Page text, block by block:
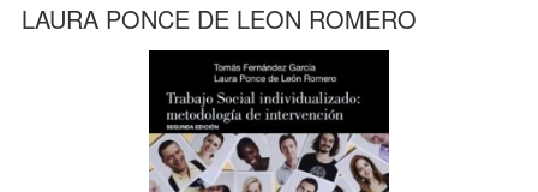
LAURA PONCE DE LEON ROMERO